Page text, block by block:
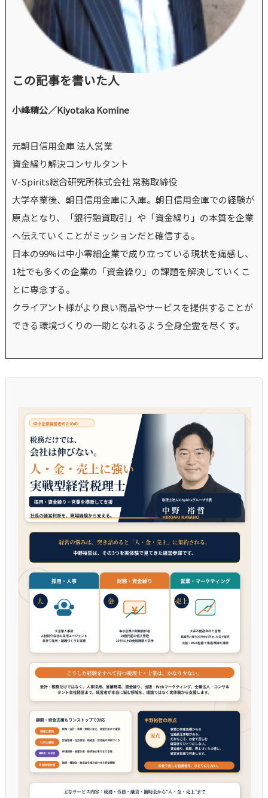
この記事を書いた人
小峰精公／Kiyotaka Komine
元朝日信用金庫 法人営業
資金繰り解決コンサルタント
V-Spirits総合研究所株式会社 常務取締役
大学卒業後、朝日信用金庫に入庫。朝日信用金庫での経験が
原点となり、「銀行融資取引」や「資金繰り」の本質を企業
へ伝えていくことがミッションだと確信する。
日本の99%は中小零細企業で成り立っている現状を痛感し、
1社でも多くの企業の「資金繰り」の課題を解決していくこ
とに専念する。
クライアント様がより良い商品やサービスを提供することが
できる環境づくりの一助となれるよう全身全霊を尽くす。